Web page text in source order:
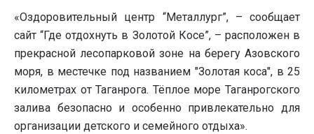
«Оздоровительный центр “Металлург”, – сообщает
сайт “Где отдохнуть в Золотой Косе”, – расположен в
прекрасной лесопарковой зоне на берегу Азовского
моря, в местечке под названием "Золотая коса", в 25
километрах от Таганрога. Тёплое море Таганрогского
залива безопасно и особенно привлекательно для
организации детского и семейного отдыха».